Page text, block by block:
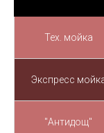
Тех. мойка
Экспресс
"Антидощ"